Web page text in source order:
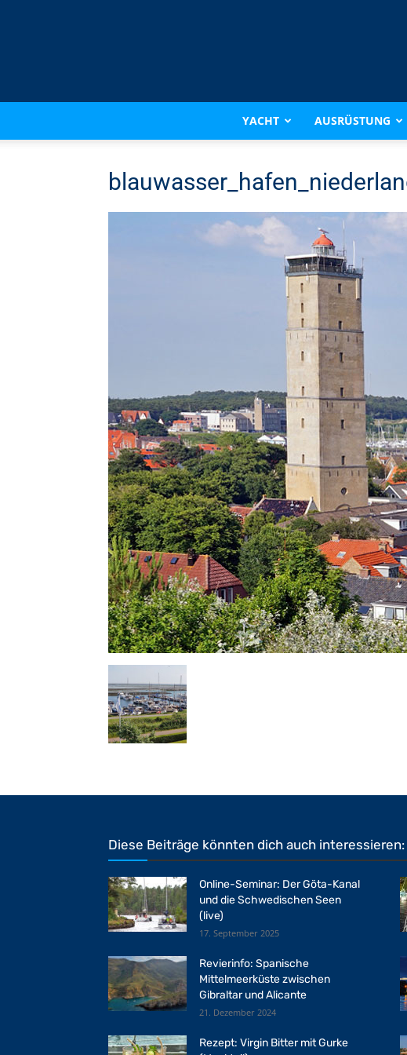
YACHT AUSRÜSTUNG
Diese Beiträge könnten dich auch interessieren:
Online-Seminar: Der Göta-Kanal
und die Schwedischen Seen
(live)
17. September 2025
Revierinfo: Spanische
Mittelmeerküste zwischen
Gibraltar und Alicante
21. Dezember 2024
Rezept: Virgin Bitter mit Gurke